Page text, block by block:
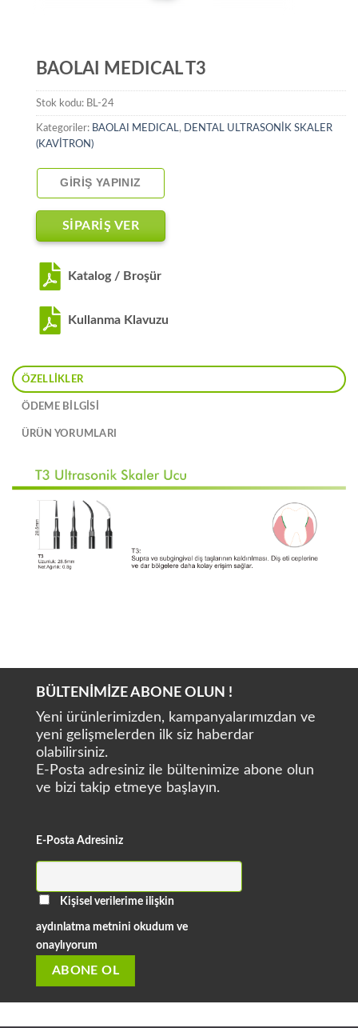
BAOLAI MEDICAL T3
Stok kodu: BL-24
Kategoriler: BAOLAI MEDICAL ,
DENTAL ULTRASONİK SKALER
(KAVİTRON)
GIRIŞ YAPINIZ
SİPARİŞ VER
Katalog / Broşür
Kullanma Klavuzu
ÖZELLIKLER
ÖDEME BİLGİSİ
ÜRÜN YORUMLARI
BÜLTENİMİZE ABONE OLUN !
Yeni ürünlerimizden, kampanyalarımızdan ve
yeni gelişmelerden ilk siz haberdar
olabilirsiniz.
E-Posta adresiniz ile bültenimize abone olun
ve bizi takip etmeye başlayın.
E-Posta Adresiniz
Kişisel verilerime ilişkin
aydınlatma metnini okudum ve
onaylıyorum